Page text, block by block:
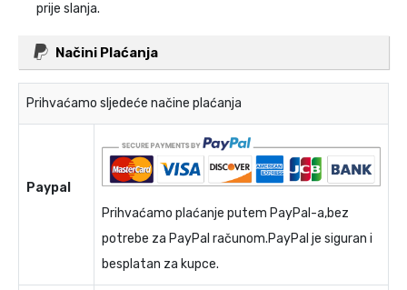
prije slanja.
Načini Plaćanja
Prihvaćamo sljedeće načine plaćanja
Paypal
Prihvaćamo plaćanje putem PayPal-a,bez
potrebe za PayPal računom.PayPal je siguran i
besplatan za kupce.